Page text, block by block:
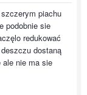
piachu
podobnie sie
redukować
dostaną
ale nie ma sie